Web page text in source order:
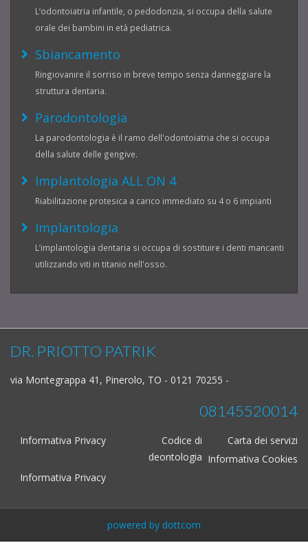
L’odontoiatria infantile, o pedodonzia, si occupa della salute
orale dei bambini in età pediatrica.
Sbiancamento
Ringiovanire il sorriso in breve tempo senza danneggiare la
struttura dentaria.
Parodontologia
La parodontologia è il ramo dell'odontoiatria che si occupa
della salute delle gengive.
Implantologia ALL ON 4
Riabilitazione protesica a carico immediato su 4 o 6 impianti
Implantologia
L’implantologia dentaria si occupa di sostituire i denti mancanti
utilizzando viti in titanio nell'osso.
DR. PRIOTTO PATRIK
via Montegrappa 41, Pinerolo, TO - 0121 70255 -
08145520014
Informativa Privacy
Codice di
deontologia
Carta dei servizi
Informativa Cookies
Informativa Privacy
powered by dottcom